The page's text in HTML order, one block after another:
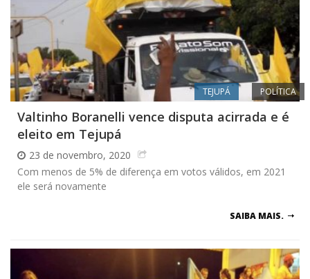
TEJUPÁ POLÍTICA
Valtinho Boranelli vence disputa acirrada e é
eleito em Tejupá
23 de novembro, 2020
Com menos de 5% de diferença em votos válidos, em 2021
ele será novamente
SAIBA MAIS.